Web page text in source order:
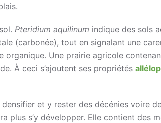
Pteridium aquilinum indique des sols
(carbonée), tout en signalant une
organique. Une prairie agricole
À ceci s’ajoutent ses propriétés
densifier et y rester des décénies voire
plus s’y développer. Elle contient des